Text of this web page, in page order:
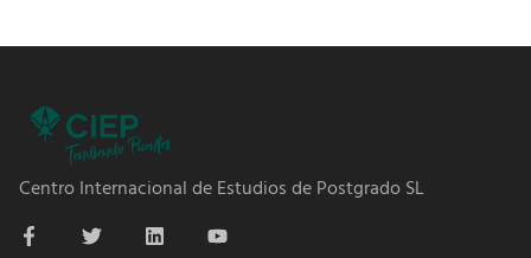
Centro Internacional de Estudios de Postgrado SL